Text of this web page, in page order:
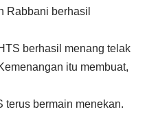
Rabbani berhasil
berhasil menang telak
itu membuat,
terus bermain menekan.